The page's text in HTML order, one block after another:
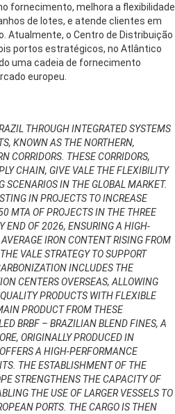
fornecimento, melhora a flexibilidade
de lotes, e atende clientes em
Atualmente, o Centro de Distribuição
portos estratégicos, no Atlântico
uma cadeia de fornecimento
europeu.
THROUGH INTEGRATED SYSTEMS
KNOWN AS THE NORTHERN,
CORRIDORS. THESE CORRIDORS,
CHAIN, GIVE VALE THE FLEXIBILITY
SCENARIOS IN THE GLOBAL MARKET.
IN PROJECTS TO INCREASE
MTA OF PROJECTS IN THE THREE
END OF 2026, ENSURING A HIGH-
IRON CONTENT RISING FROM
VALE STRATEGY TO SUPPORT
INCLUDES THE
CENTERS OVERSEAS, ALLOWING
PRODUCTS WITH FLEXIBLE
PRODUCT FROM THESE
BRBF – BRAZILIAN BLEND FINES, A
ORIGINALLY PRODUCED IN
A HIGH-PERFORMANCE
THE ESTABLISHMENT OF THE
STRENGTHENS THE CAPACITY OF
THE USE OF LARGER VESSELS TO
PORTS. THE CARGO IS THEN